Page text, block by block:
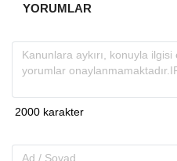
YORUMLAR